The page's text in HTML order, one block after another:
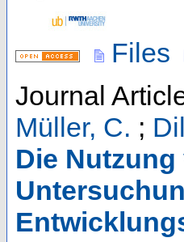
Files
Journal
Müller, C. ;
Die